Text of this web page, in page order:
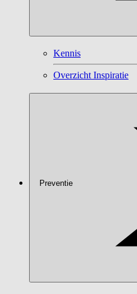
Kennis
Overzicht Inspiratie
Preventie